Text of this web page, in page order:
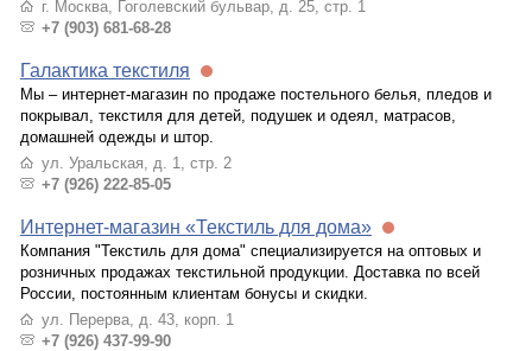
г. Москва, Гоголевский бульвар, д. 25, стр. 1
+7 (903) 681-68-28
Галактика текстиля
Мы – интернет-магазин по продаже постельного белья, пледов и
покрывал, текстиля для детей, подушек и одеял, матрасов,
домашней одежды и штор.
ул. Уральская, д. 1, стр. 2
+7 (926) 222-85-05
Интернет-магазин «Текстиль для дома»
Компания "Текстиль для дома" специализируется на оптовых и
розничных продажах текстильной продукции. Доставка по всей
России, постоянным клиентам бонусы и скидки.
ул. Перерва, д. 43, корп. 1
+7 (926) 437-99-90